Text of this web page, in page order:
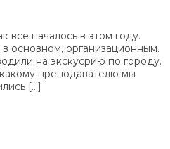
все началось в этом году.
основном, организационным.
на экскусрию по городу.
преподавателю мы
[…]